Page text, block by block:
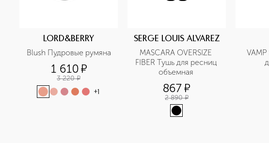
LORD&BERRY
Blush Пудровые румяна
1 610¤
3 220 ¤
+1
SERGE LOUIS ALVAREZ
MASCARA OVERSIZE
FIBER Тушь для ресниц
867¤
2 890 ¤
VAMP